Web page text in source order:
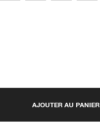
AJOUTER AU PANIER